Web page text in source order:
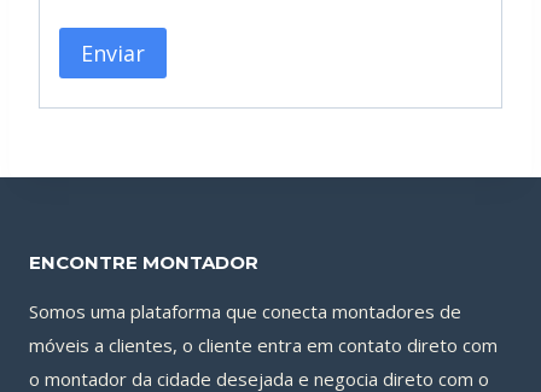
ENCONTRE MONTADOR
Somos uma plataforma que conecta montadores de
móveis a clientes, o cliente entra em contato direto com
o montador da cidade desejada e negocia direto com o